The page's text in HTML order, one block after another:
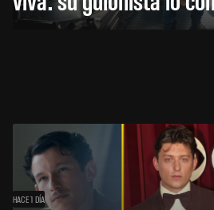
HACE 1 DÍA